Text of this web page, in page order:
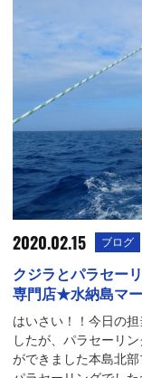
2020.02.15 ブログ
クジラとパラセー
専門店★水納島マ
はいさい！！今日の
したが、パラセーリ
ができました本島北